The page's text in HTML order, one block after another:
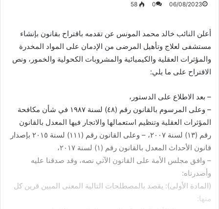
06/08/2023
0
58
أعلن النائب خالد محمد المونس عن تقدمه باقتراح بقانون بإنشاء
مستشفى لعلاج وتأهيل المرضى من الإدمان على المواد المخدرة
والمؤثرات العقلية والكيميائية والمشروبات الكحولية والخمور، ونص
الاقتراح على ما يلي:
– بعد الاطلاع على الدستور،
– وعلى المرسوم بالقانون رقم (٤٨) لسنة ۱۹۸۷ في شأن مكافحة
المؤثرات العقلية وتنظيم استعمالها والاتجار فيها المعدل بالقانون
رقم (۱۳) لسنة ٢٠٠٧، – وعلى القانون رقم (۱۱۱) لسنة ۲۰۱٥ بإصدار
قانون الأحداث المعدل بالقانون رقم (۱) لسنة ٢٠١٧،
– وافق مجلس الأمة على القانون الآتي نصه، وقد صدقنا عليه
وأصدرناه:
(المادة الأولى): يقصد بالمصطلحات التالية المعنى المبين قرين كل
منها: